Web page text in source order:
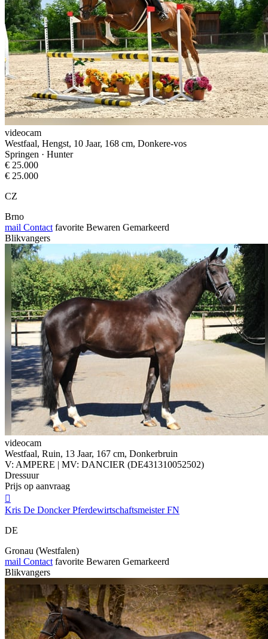
videocam
Westfaal, Hengst, 10 Jaar, 168 cm, Donkere-vos
Springen · Hunter
€ 25.000
€ 25.000
CZ
Brno
mail Contact favorite Bewaren Gemarkeerd
Blikvangers
videocam
Westfaal, Ruin, 13 Jaar, 167 cm, Donkerbruin
V: AMPERE | MV: DANCIER (DE431310052502)
Dressuur
Prijs op aanvraag

Kris De Doncker Pferdewirtschaftsmeister FN
DE
Gronau (Westfalen)
mail Contact favorite Bewaren Gemarkeerd
Blikvangers